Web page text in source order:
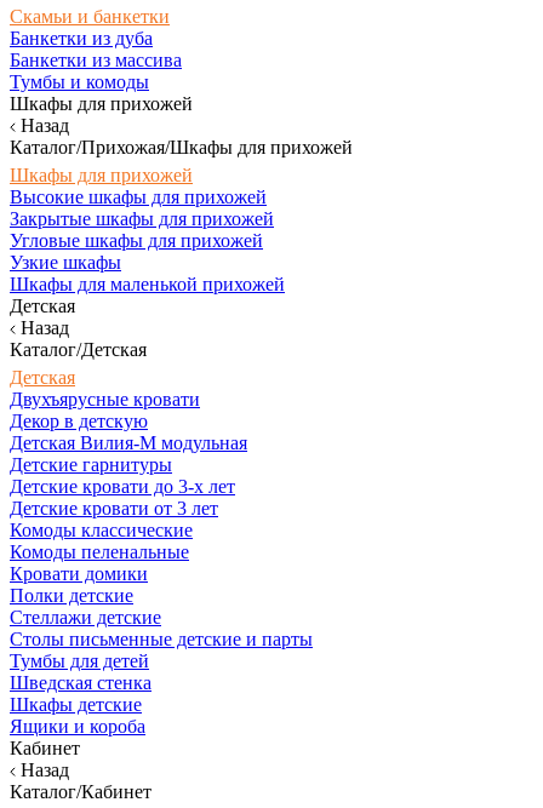
Скамьи и банкетки
Банкетки из дуба
Банкетки из массива
Тумбы и комоды
Шкафы для прихожей
Назад
Каталог/Прихожая/Шкафы для прихожей
Шкафы для прихожей
Высокие шкафы для прихожей
Закрытые шкафы для прихожей
Угловые шкафы для прихожей
Узкие шкафы
Шкафы для маленькой прихожей
Детская
Назад
Каталог/Детская
Детская
Двухъярусные кровати
Декор в детскую
Детская Вилия-М модульная
Детские гарнитуры
Детские кровати до 3-х лет
Детские кровати от 3 лет
Комоды классические
Комоды пеленальные
Кровати домики
Полки детские
Стеллажи детские
Столы письменные детские и парты
Тумбы для детей
Шведская стенка
Шкафы детские
Ящики и короба
Кабинет
Назад
Каталог/Кабинет